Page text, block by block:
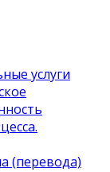
услуги
(перевода)